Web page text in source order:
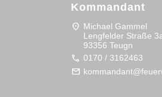
Kommandant
location_on Michael Gammel
Lengfelder Straße
93356 Teugn
call 0170 / 3162463
mail